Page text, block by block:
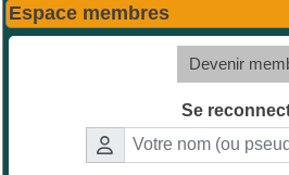
Espace membres
Devenir
Se